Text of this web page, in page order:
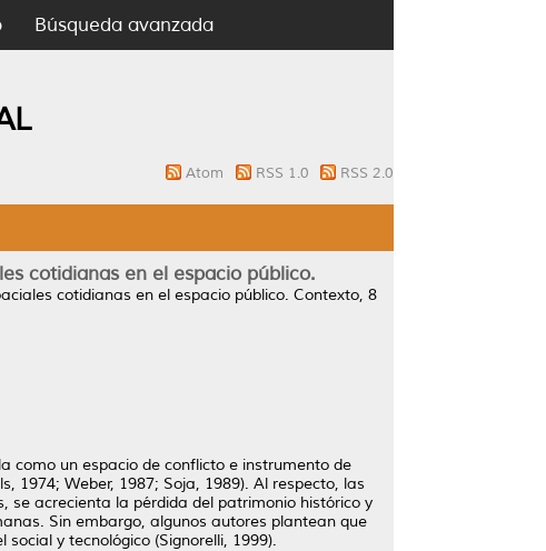
Búsqueda avanzada
Atom RSS 1.0 RSS 2.0
cotidianas en el espacio público.
cotidianas en el espacio público. Contexto, 8
como un espacio de conflicto e instrumento de
1974; Weber, 1987; Soja, 1989). Al respecto, las
se acrecienta la pérdida del patrimonio histórico y
Sin embargo, algunos autores plantean que
y tecnológico (Signorelli, 1999).